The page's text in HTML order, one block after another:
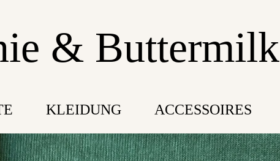
& Buttermilk
KLEIDUNG ACCESSOIRES